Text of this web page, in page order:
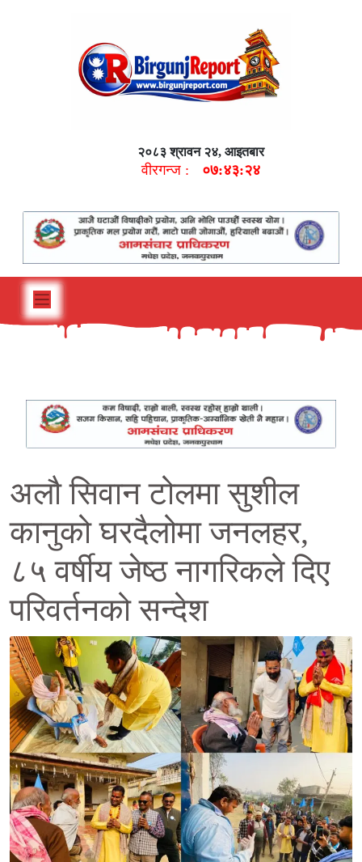
२०८३ श्रावन २४, आइतबार
वीरगन्ज : ०७:४३:२५
अलौ सिवान टोलमा सुशील
कानुको घरदैलोमा जनलहर,
८५ वर्षीय जेष्ठ नागरिकले दिए
परिवर्तनको सन्देश